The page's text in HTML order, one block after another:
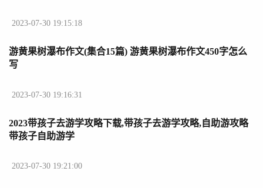
2023-07-30 19:15:18
游黄果树瀑布作文(集合15篇) 游黄果树瀑布作文450字怎么
写
2023-07-30 19:16:31
2023带孩子去游学攻略下载,带孩子去游学攻略,自助游攻略
带孩子自助游学
2023-07-30 19:21:00